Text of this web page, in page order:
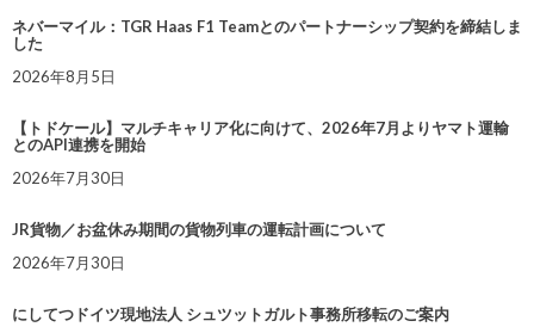
ネバーマイル：TGR Haas F1 Teamとのパートナーシップ契約を締結しま
した
2026年8月5日
【トドケール】マルチキャリア化に向けて、2026年7月よりヤマト運輸
とのAPI連携を開始
2026年7月30日
JR貨物／お盆休み期間の貨物列車の運転計画について
2026年7月30日
にしてつドイツ現地法人 シュツットガルト事務所移転のご案内